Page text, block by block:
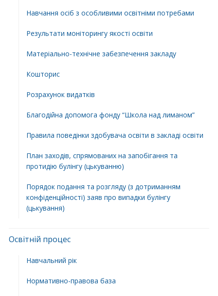
Навчання осіб з особливими освітніми потребами
Результати моніторингу якості освіти
Матеріально-технічне забезпечення закладу
Кошторис
Розрахунок видатків
Благодійна допомога фонду “Школа над лиманом”
Правила поведінки здобувача освіти в закладі освіти
План заходів, спрямованих на запобігання та
протидію булінгу (цькуванню)
Порядок подання та розгляду (з дотриманням
конфіденційності) заяв про випадки булінгу
(цькування)
Освітній процес
Навчальний рік
Нормативно-правова база